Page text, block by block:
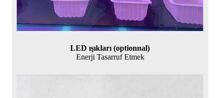
LED ışıkları (optionnal)
Enerji Tasarruf Etmek